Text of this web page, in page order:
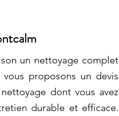
un nettoyage complet
proposons un devis
dont vous avez
durable et efficace.